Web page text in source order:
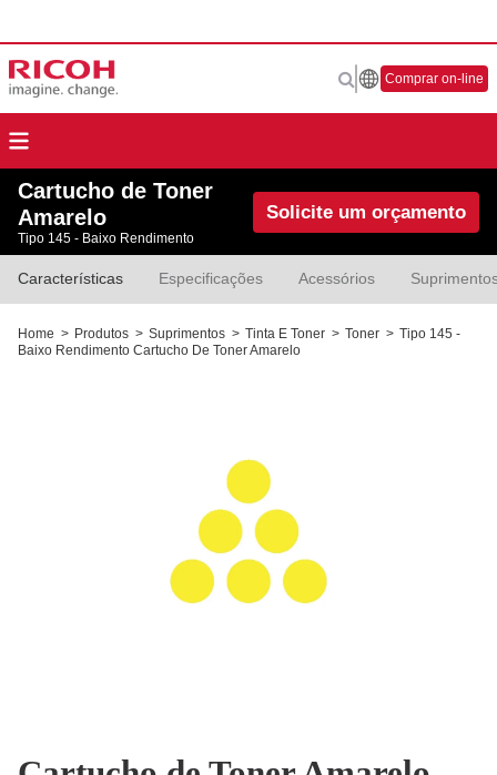
Comprar on-line
Cartucho de Toner
Amarelo
Tipo 145 - Baixo Rendimento
Solicite um orçamento
Características Especificações Acessórios
Home > Produtos > Suprimentos > Tinta E Toner > Toner > Tipo 145 -
Baixo Rendimento Cartucho De Toner Amarelo